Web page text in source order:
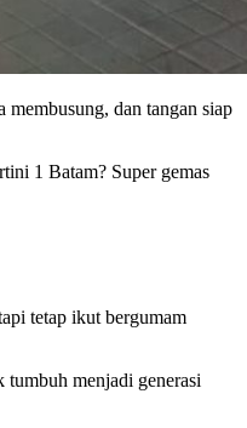
dan tangan siap
1 Batam? Super gemas
tetap ikut bergumam
menjadi generasi